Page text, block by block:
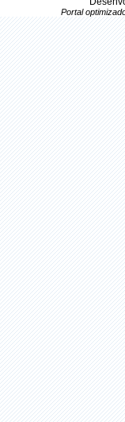
Portal